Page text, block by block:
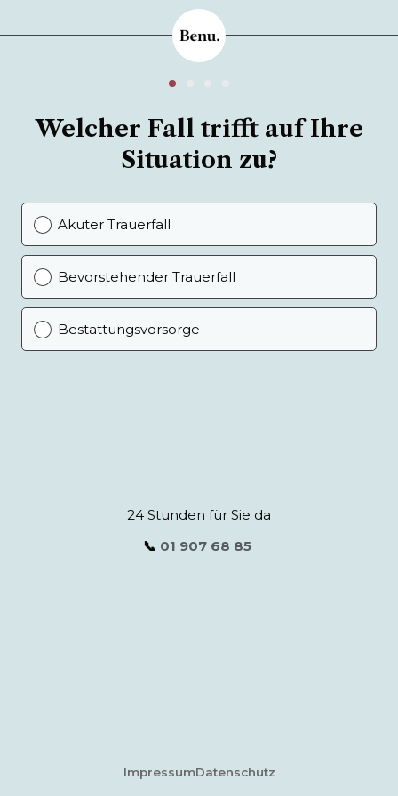
Welcher Fall trifft auf Ihre
Situation zu?
Akuter Trauerfall
Bevorstehender Trauerfall
Bestattungsvorsorge
24 Stunden für Sie da
📞 01 907 68 85
ImpressumDatenschutz